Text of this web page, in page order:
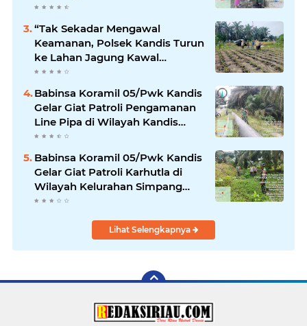
“Tak Sekadar Mengawal
Keamanan, Polsek Kandis Turun
ke Lahan Jagung Kawal
Ketahanan Pangan
Babinsa Koramil 05/Pwk Kandis
Gelar Giat Patroli Pengamanan
Line Pipa di Wilayah Kandis
Kandis
Babinsa Koramil 05/Pwk Kandis
Gelar Giat Patroli Karhutla di
Wilayah Kelurahan Simpang
Belutu
Lihat Selengkapnya